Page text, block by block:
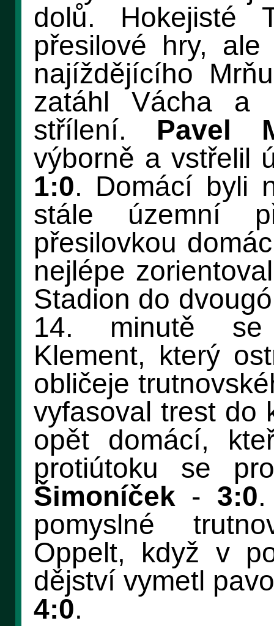
dolů. Hokejisté
přesilové hry,
najíždějícího
zatáhl Vácha a
střílení. Pavel
výborně a vstřelil
1:0. Domácí byli
stále územní
přesilovkou
nejlépe
Stadion do
14. minutě se
Klement, který
obličeje
vyfasoval trest do
opět domácí,
protiútoku se
Šimoníček - 3:0
pomyslné
Oppelt, když v
dějství vymetl
4:0.